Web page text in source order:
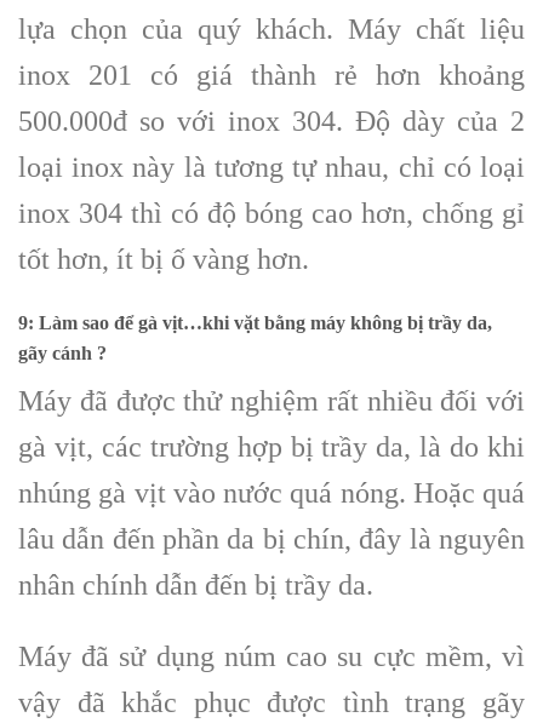
lựa chọn của quý khách. Máy chất liệu
inox 201 có giá thành rẻ hơn khoảng
500.000đ so với inox 304. Độ dày của 2
loại inox này là tương tự nhau, chỉ có loại
inox 304 thì có độ bóng cao hơn, chống gỉ
tốt hơn, ít bị ố vàng hơn.
9: Làm sao để gà vịt…khi vặt bằng máy không bị trầy da,
gãy cánh ?
Máy đã được thử nghiệm rất nhiều đối với
gà vịt, các trường hợp bị trầy da, là do khi
nhúng gà vịt vào nước quá nóng. Hoặc quá
lâu dẫn đến phần da bị chín, đây là nguyên
nhân chính dẫn đến bị trầy da.
Máy đã sử dụng núm cao su cực mềm, vì
vậy đã khắc phục được tình trạng gãy